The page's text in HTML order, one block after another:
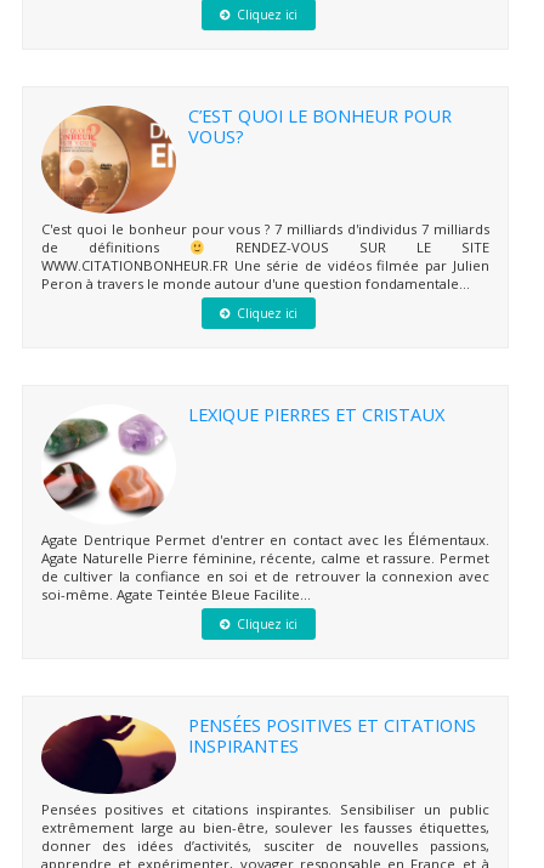
Cliquez ici
C’EST QUOI LE BONHEUR POUR
VOUS?
C'est quoi le bonheur pour vous ? 7 milliards d'individus 7 milliards
de définitions
RENDEZ-VOUS SUR LE SITE
WWW.CITATIONBONHEUR.FR Une série de vidéos filmée par Julien
Peron à travers le monde autour d'une question fondamentale...
Cliquez ici
LEXIQUE PIERRES ET CRISTAUX
Agate Dentrique Permet d'entrer en contact avec les Élémentaux.
Agate Naturelle Pierre féminine, récente, calme et rassure. Permet
de cultiver la confiance en soi et de retrouver la connexion avec
soi-même. Agate Teintée Bleue Facilite...
Cliquez ici
PENSÉES POSITIVES ET CITATIONS
INSPIRANTES
Pensées positives et citations inspirantes. Sensibiliser un public
extrêmement large au bien-être, soulever les fausses étiquettes,
donner des idées d’activités, susciter de nouvelles passions,
apprendre et expérimenter, voyager responsable en France et à